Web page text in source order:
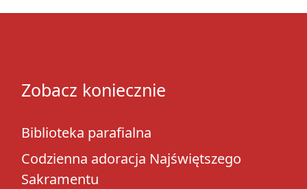
Zobacz koniecznie
Biblioteka parafialna
Codzienna adoracja Najświętszego
Sakramentu